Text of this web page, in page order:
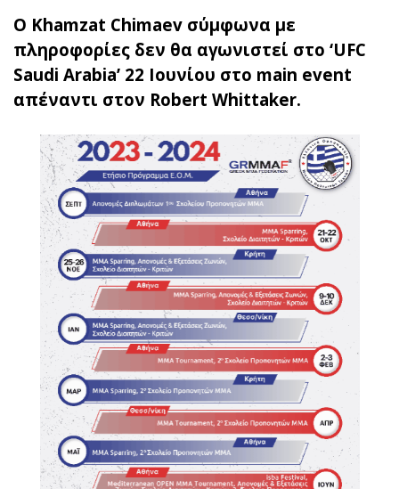
Ο Khamzat Chimaev σύμφωνα με
πληροφορίες δεν θα αγωνιστεί στο ‘UFC
Saudi Arabia’ 22 Ιουνίου στο main event
απέναντι στον Robert Whittaker.